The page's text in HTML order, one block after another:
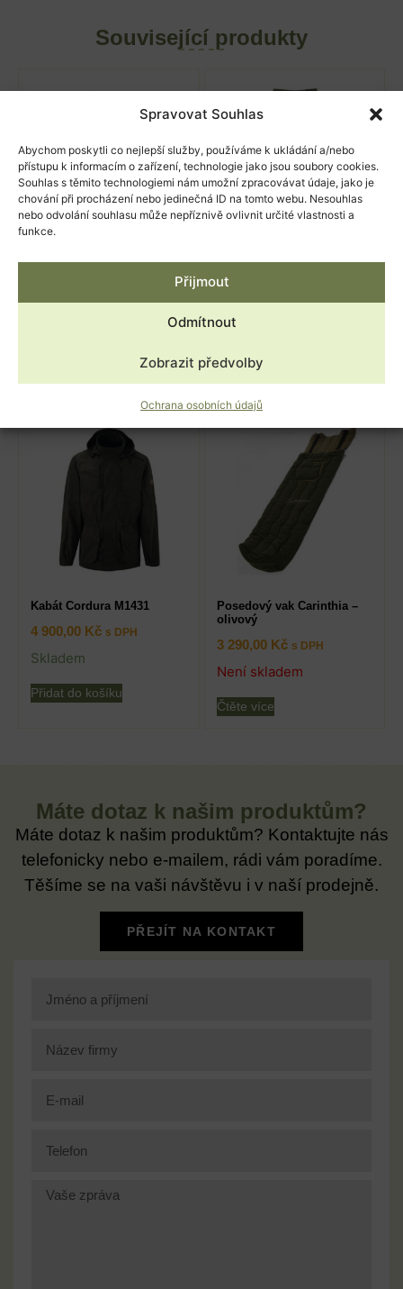
Spravovat Souhlas
Abychom poskytli co nejlepší služby, používáme k ukládání a/nebo
přístupu k informacím o zařízení, technologie jako jsou soubory cookies.
Souhlas s těmito technologiemi nám umožní zpracovávat údaje, jako je
chování při procházení nebo jedinečná ID na tomto webu. Nesouhlas
nebo odvolání souhlasu může nepříznivě ovlivnit určité vlastnosti a
funkce.
Přijmout
Odmítnout
Zobrazit předvolby
Ochrana osobních údajů
Související produkty
Dámské lovecké kalhoty
PERCUSSION NORMANDIE
Kalhoty Cordura K1329
2 595,00
Skladem
Kabát Cordura M1431
4 900,00 Kč s DPH
Skladem
Přidat do košíku
Posedový vak Carinthia –
olivový
3 290,00 Kč s DPH
Není skladem
Čtěte více
Máte dotaz k našim produktům?
Máte dotaz k našim produktům? Kontaktujte nás
telefonicky nebo e-mailem, rádi vám poradíme.
Těšíme se na vaši návštěvu i v naší prodejně.
PŘEJÍT NA KONTAKT